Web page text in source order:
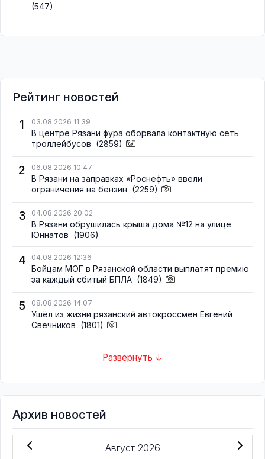
(547)
Рейтинг новостей
1
03.08.2026 11:39
В центре Рязани фура оборвала контактную сеть
троллейбусов (2859)
2 06.08.2026 10:47
В Рязани на заправках «Роснефть» ввели
ограничения на бензин (2259)
3 04.08.2026 20:02
В Рязани обрушилась крыша дома №12 на улице
Юннатов (1906)
4 04.08.2026 12:36
Бойцам МОГ в Рязанской области выплатят премию
за каждый сбитый БПЛА (1849)
5 08.08.2026 14:07
Ушёл из жизни рязанский автокроссмен Евгений
Свечников (1801)
Развернуть ↓
Архив новостей
Август 2026